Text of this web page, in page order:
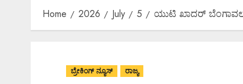
Home 2026 July 5 ಯುಟಿ ಖಾದರ್
ಬ್ರೇಕಿಂಗ್ ನ್ಯೂಸ್ ರಾಜ್ಯ